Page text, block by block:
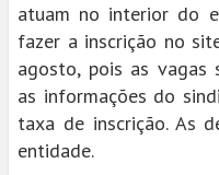
atuam no interior do
fazer a inscrição no
agosto, pois as vagas
as informações do
taxa de inscrição. As
entidade.